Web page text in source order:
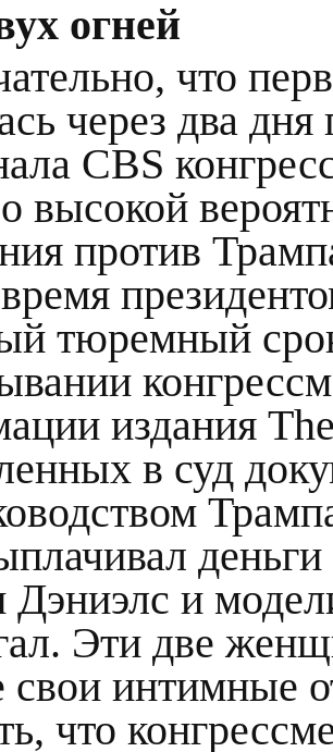
огней
что
через два
CBS
о высокой
против
тюремный
издания
в суд
Дэниэлс и
Эти две
свои интимные
что